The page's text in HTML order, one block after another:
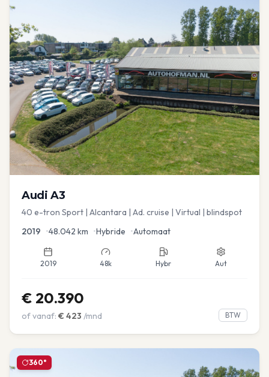
Audi A3
40 e-tron Sport | Alcantara | Ad. cruise | Virtual | blindspot
2019 •48.042 km •Hybride •Automaat
2019 48k Hybr Aut
€ 20.390
of vanaf: € 423 /mnd BTW
360°